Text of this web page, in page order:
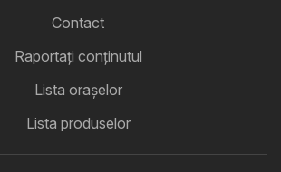
Contact
Raportați conținutul
Lista oraşelor
Lista produselor